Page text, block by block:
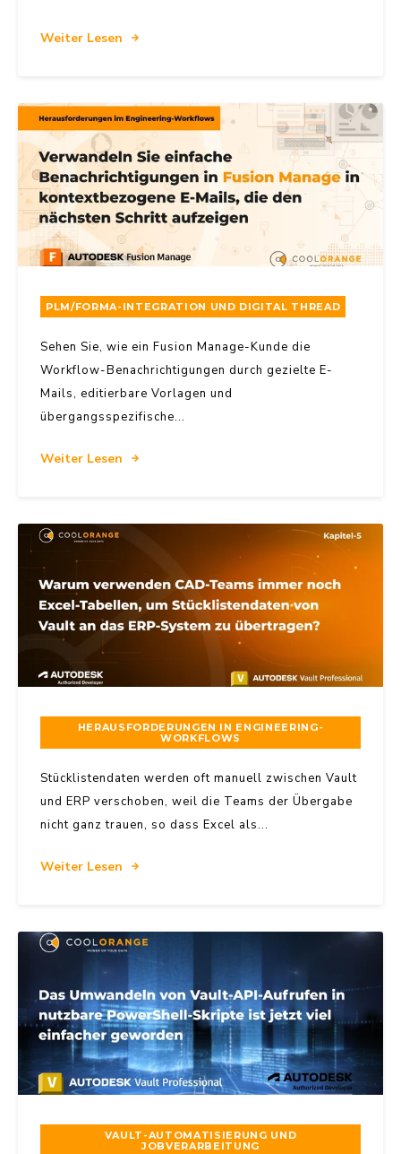
Weiter Lesen
PLM/FORMA-INTEGRATION UND DIGITAL THREAD
Sehen Sie, wie ein Fusion Manage-Kunde die
Workflow-Benachrichtigungen durch gezielte E-
Mails, editierbare Vorlagen und
übergangsspezifische...
Weiter Lesen
HERAUSFORDERUNGEN IN ENGINEERING-
WORKFLOWS
Stücklistendaten werden oft manuell zwischen Vault
und ERP verschoben, weil die Teams der Übergabe
nicht ganz trauen, so dass Excel als...
Weiter Lesen
VAULT-AUTOMATISIERUNG UND
JOBVERARBEITUNG